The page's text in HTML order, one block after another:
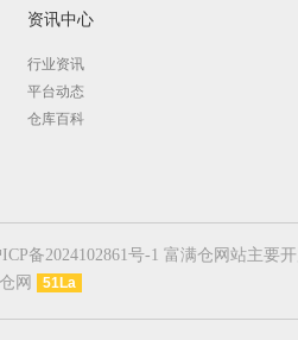
资讯中心
行业资讯
平台动态
仓库百科
备2024102861号-1 富满仓网站主
网
51La